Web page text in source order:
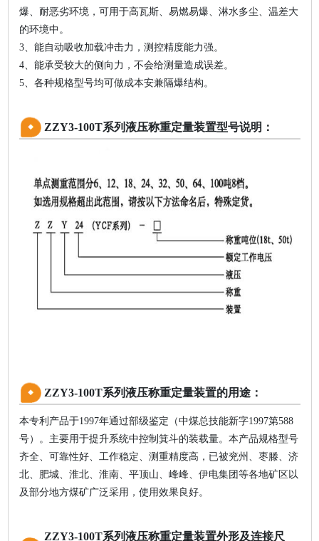
爆、耐恶劣环境，可用于高瓦斯、易燃易爆、淋水多尘、温差大
的环境中。
3、能自动吸收加载冲击力，测控精度能力强。
4、能承受较大的侧向力，不会给测量造成误差。
5、各种规格型号均可做成本安兼隔爆结构。
ZZY3-100T系列液压称重定量装置型号说明：
ZZY3-100T系列液压称重定量装置的用途：
本专利产品于1997年通过部级鉴定（中煤总技能新字1997第588
号）。主要用于提升系统中控制箕斗的装载量。本产品规格型号
齐全、可靠性好、工作稳定、测重精度高，已被兖州、枣滕、济
北、肥城、淮北、淮南、平顶山、峰峰、伊电集团等各地矿区以
及部分地方煤矿广泛采用，使用效果良好。
ZZY3-100T系列液压称重定量装置外形及连接尺